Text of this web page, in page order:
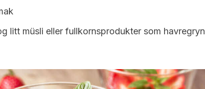
litt müsli eller fullkornsprodukter som havregryn